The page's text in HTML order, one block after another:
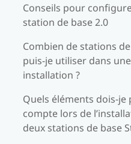
Conseils pour
station de base 2.0
Combien de stations
puis-je utiliser dans
installation ?
Quels éléments dois-je
compte lors de
deux stations de base